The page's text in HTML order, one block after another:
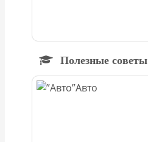
Полезные советы
Авто